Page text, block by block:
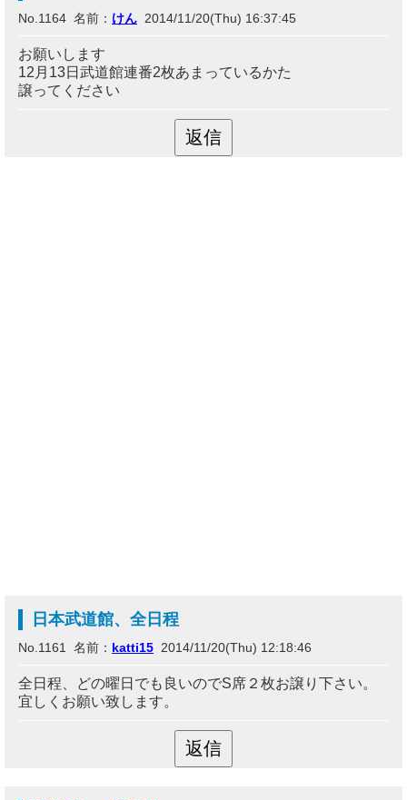
No.1164 名前： けん 2014/11/20(Thu) 16:37:45
お願いします
12月13日武道館連番2枚あまっているかた
譲ってください
日本武道館、全日程
No.1161 名前： katti15 2014/11/20(Thu) 12:18:46
全日程、どの曜日でも良いのでS席２枚お譲り下さい。
宜しくお願い致します。